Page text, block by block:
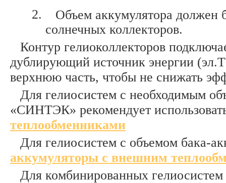
Объем аккумулятора должен
солнечных коллекторов.
Контур гелиоколлекторов
дублирующий источник энергии
верхнюю часть, чтобы не снижать
Для гелиосистем с необходимым
«СИНТЭК» рекомендует
теплообменниками
Для гелиосистем с объемом бака-
аккумуляторы c внешним
Для комбинированных